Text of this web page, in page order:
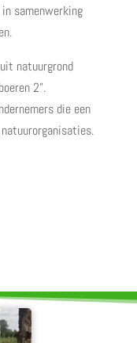
samenwerking
natuurgrond
2”.
die een